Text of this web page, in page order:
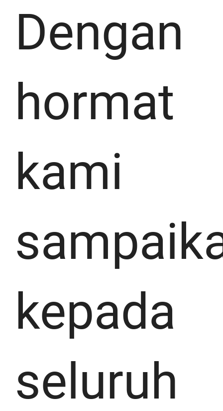
Dengan
hormat
kami
kepada
seluruh